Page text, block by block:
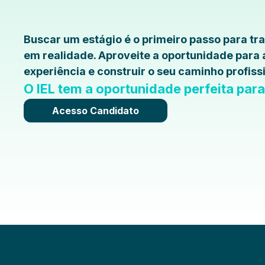
Buscar um estágio é o primeiro passo para
em realidade. Aproveite a oportunidade para
experiência e construir o seu caminho
O IEL tem a oportunidade perfeita
Acesso Candidato